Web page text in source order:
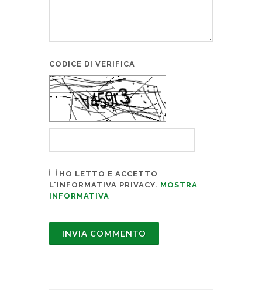
CODICE DI VERIFICA
HO LETTO E ACCETTO
L'INFORMATIVA PRIVACY. MOSTRA
INFORMATIVA